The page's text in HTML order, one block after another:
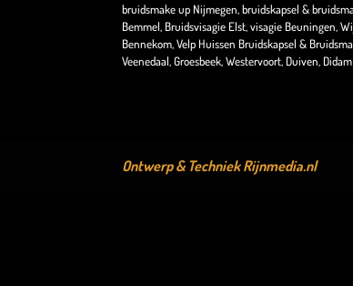
bruidsmake up Nijmegen, bruidskapsel &
Bemmel, Bruidsvisagie Elst, visagie Beuningen,
Bennekom, Velp Huissen Bruidskapsel &
Veenedaal, Groesbeek, Westervoort, Duiven,
Ontwerp & TechniekRijnmedia.nl